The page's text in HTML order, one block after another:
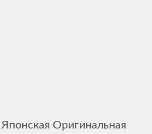
Оригинальная